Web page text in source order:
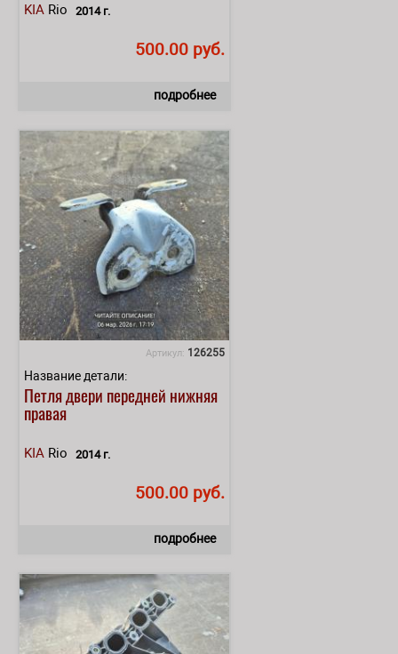
KIA Rio 2014 г.
500.00 руб.
подробнее
Артикул: 126255
Название детали:
Петля двери передней нижняя
правая
KIA Rio 2014 г.
500.00 руб.
подробнее